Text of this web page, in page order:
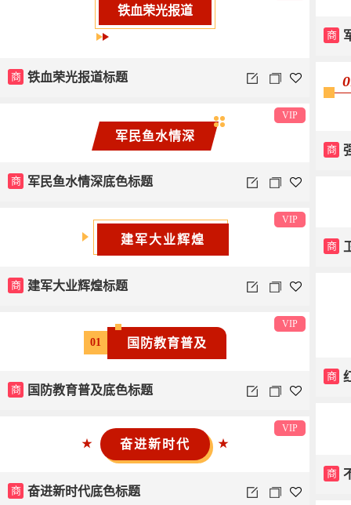
商
铁血荣光报道
商 铁血荣光报道标题
商
军民鱼水情深
商 军民鱼水情深底色标题
VIP
商
建军大业辉煌
商 建军大业辉煌标题
VIP
商
01 国防教育普及
商 国防教育普及底色标题
VIP
商
★ 奋进新时代 ★
商 奋进新时代底色标题
VIP